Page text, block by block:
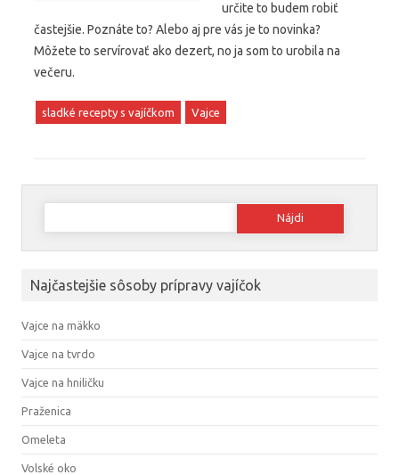
určite to budem robiť
častejšie. Poznáte to? Alebo aj pre vás je to novinka?
Môžete to servírovať ako dezert, no ja som to urobila na
večeru.
sladké recepty s vajíčkom Vajce
Hľadať:
Najčastejšie sôsoby prípravy vajíčok
Vajce na mäkko
Vajce na tvrdo
Vajce na hniličku
Praženica
Omeleta
Volské oko